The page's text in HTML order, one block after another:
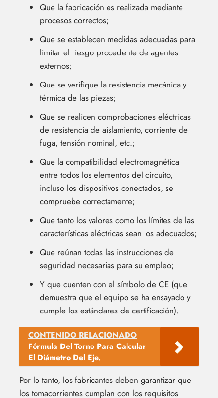
Que la fabricación es realizada mediante
procesos correctos;
Que se establecen medidas adecuadas para
limitar el riesgo procedente de agentes
externos;
Que se verifique la resistencia mecánica y
térmica de las piezas;
Que se realicen comprobaciones eléctricas
de resistencia de aislamiento, corriente de
fuga, tensión nominal, etc.;
Que la compatibilidad electromagnética
entre todos los elementos del circuito,
incluso los dispositivos conectados, se
compruebe correctamente;
Que tanto los valores como los límites de las
características eléctricas sean los adecuados;
Que reúnan todas las instrucciones de
seguridad necesarias para su empleo;
Y que cuenten con el símbolo de CE (que
demuestra que el equipo se ha ensayado y
cumple los estándares de certificación).
CONTENIDO RELACIONADO
Fórmula Del Torno Para Calcular
El Diámetro Del Eje.
Por lo tanto, los fabricantes deben garantizar que
los tomacorrientes cumplan con los requisitos